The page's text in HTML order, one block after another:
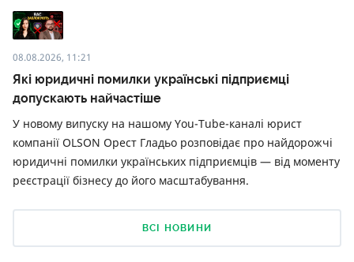
08.08.2026, 11:21
Які юридичні помилки українські підприємці
допускають найчастіше
У новому випуску на нашому You-Tube-каналі юрист
компанії OLSON Орест Гладьо розповідає про найдорожчі
юридичні помилки українських підприємців — від моменту
реєстрації бізнесу до його масштабування.
ВСІ НОВИНИ